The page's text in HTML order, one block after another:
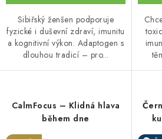
Sibiřský ženšen podporuje
fyzické i duševní zdraví, imunitu
a kognitivní výkon. Adaptogen s
dlouhou tradicí – pro...
CalmFocus – Klidná hlava
během dne